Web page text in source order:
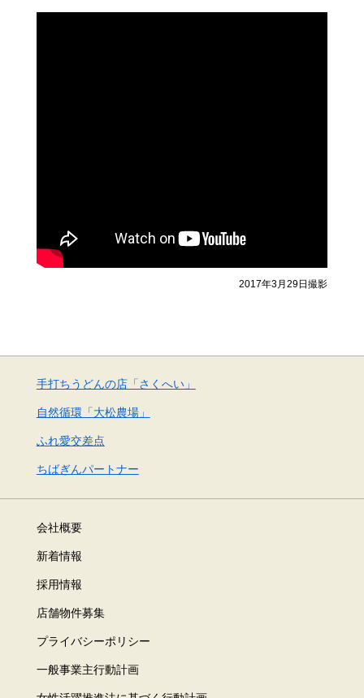
2017年3月29日撮影
手打ちうどんの店「さくへい」
自然循環「大松農場」
ふれ愛交差点
ちばぎんパートナー
会社概要
新着情報
採用情報
店舗物件募集
プライバシーポリシー
一般事業主行動計画